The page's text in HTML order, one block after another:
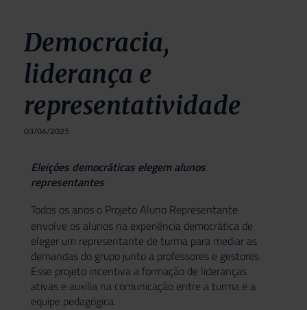
Democracia,
liderança e
representatividade
03/06/2025
Eleições democráticas elegem alunos
representantes
Todos os anos o Projeto Aluno Representante
envolve os alunos na experiência democrática de
eleger um representante de turma para mediar as
demandas do grupo junto a professores e gestores.
Esse projeto incentiva a formação de lideranças
ativas e auxilia na comunicação entre a turma e a
equipe pedagógica.